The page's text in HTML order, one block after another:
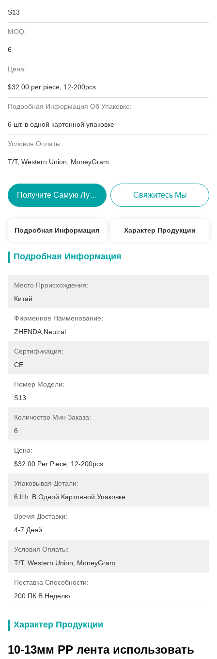
S13
MOQ:
6
Цена:
$32.00 per piece, 12-200pcs
Подробная Информация Об Упаковке:
6 шт. в одной картонной упаковке
Условия Оплаты:
T/T, Western Union, MoneyGram
Получите Самую Лучшую Цену Свяжитесь Мы
Подробная Информация Характер Продукции
Подробная Информация
Место Происхождения:
Китай
Фирменное Наименование:
ZHENDA,Neutral
Сертификация:
CE
Номер Модели:
S13
Количество Мин Заказа:
6
Цена:
$32.00 Per Piece, 12-200pcs
Упаковывая Детали:
6 Шт. В Одной Картонной Упаковке
Время Доставки:
4-7 Дней
Условия Оплаты:
T/T, Western Union, MoneyGram
Поставка Способности:
200 ПК В Неделю
Характер Продукции
10-13мм PP лента использовать